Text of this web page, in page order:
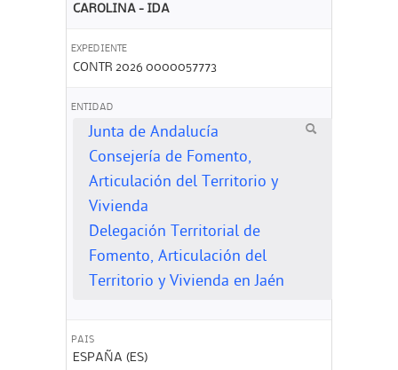
CAROLINA - IDA
EXPEDIENTE
CONTR 2026 0000057773
ENTIDAD
Junta de Andalucía
Consejería de Fomento,
Articulación del Territorio y
Vivienda
Delegación Territorial de
Fomento, Articulación del
Territorio y Vivienda en Jaén
PAIS
ESPAÑA (ES)